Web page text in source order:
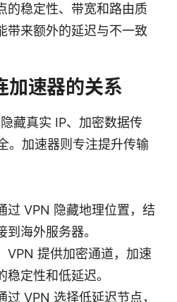
的稳定性、带宽和路由质
带来额外的延迟与不一致
加速器的关系
藏真实 IP、加密数据传
。加速器则专注提升传输
过 VPN 隐藏地理位置，结
海外服务器。
VPN 提供加密通道，加速
定性和低延迟。
过 VPN 选择低延迟节点，